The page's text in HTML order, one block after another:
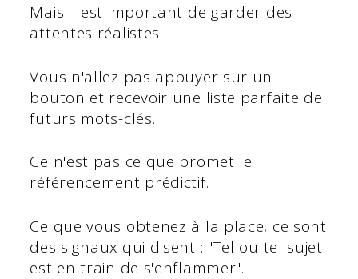
Mais il est important de garder des
attentes réalistes.
Vous n'allez pas appuyer sur un
bouton et recevoir une liste parfaite de
futurs mots-clés.
Ce n'est pas ce que promet le
référencement prédictif.
Ce que vous obtenez à la place, ce sont
des signaux qui disent : "Tel ou tel sujet
est en train de s'enflammer".